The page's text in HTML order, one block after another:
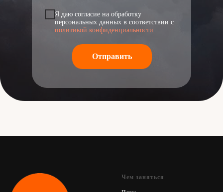
Я даю согласие на обработку
персональных данных в соответствии с
политикой конфиденциальности
Отправить
Чем заняться